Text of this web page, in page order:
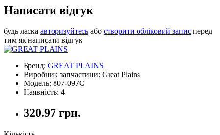
Написати відгук
будь ласка авторизуйтесь або створити обліковий запис перед
тим як написати відгук
Бренд: GREAT PLAINS
Виробник запчастини: Great Plains
Модель: 807-097С
Наявність: 4
320.97 грн.